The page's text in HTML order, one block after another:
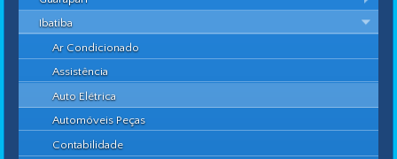
Ibatiba
Ar Condicionado
Assistência
Auto Elétrica
Automóveis Peças
Contabilidade